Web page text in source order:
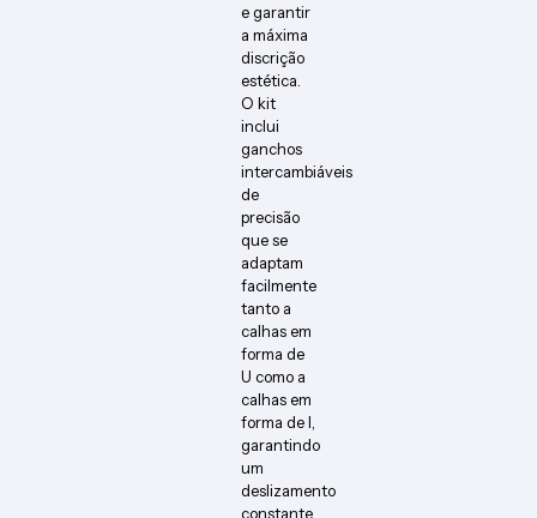
e garantir
a máxima
discrição
estética.
O kit
inclui
ganchos
intercambiáveis
de
precisão
que se
adaptam
facilmente
tanto a
calhas em
forma de
U como a
calhas em
forma de I,
garantindo
um
deslizamento
constante,